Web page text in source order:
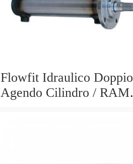
Flowfit Idraulico Doppio
Agendo Cilindro / RAM